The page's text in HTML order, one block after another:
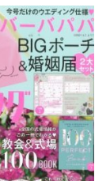
L
E
N
A
V
I
G
A
T
I
O
N